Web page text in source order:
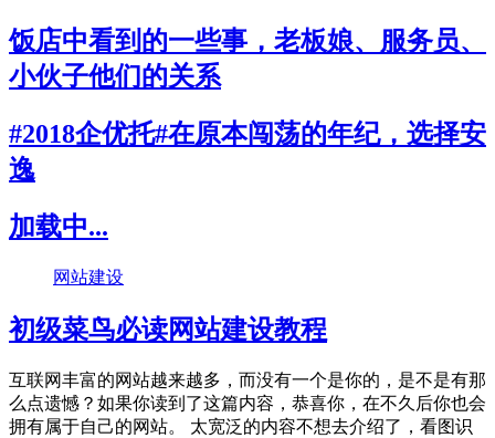
饭店中看到的一些事，老板娘、服务员、
小伙子他们的关系
#2018企优托#在原本闯荡的年纪，选择安
逸
加载中...
网站建设
初级菜鸟必读网站建设教程
互联网丰富的网站越来越多，而没有一个是你的，是不是有那
么点遗憾？如果你读到了这篇内容，恭喜你，在不久后你也会
拥有属于自己的网站。 太宽泛的内容不想去介绍了，看图识